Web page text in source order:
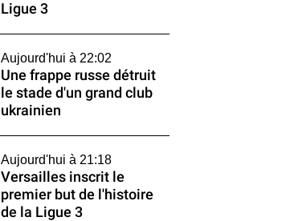
Ligue 3
Aujourd'hui à 22:02
Une frappe russe détruit
le stade d'un grand club
ukrainien
Aujourd'hui à 21:18
Versailles inscrit le
premier but de l'histoire
de la Ligue 3